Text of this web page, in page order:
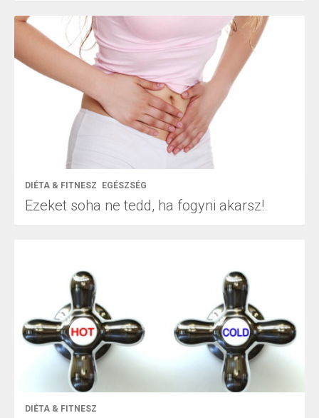
DIÉTA & FITNESZ EGÉSZSÉG
Ezeket soha ne tedd, ha fogyni akarsz!
DIÉTA & FITNESZ